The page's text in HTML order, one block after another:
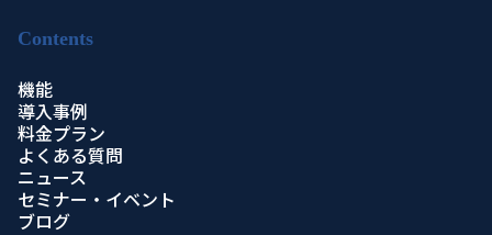
Contents
機能
導入事例
料金プラン
よくある質問
ニュース
セミナー・イベント
ブログ